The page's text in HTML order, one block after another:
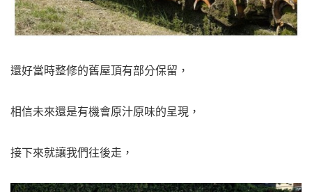
還好當時整修的舊屋頂有部分保留，
相信未來還是有機會原汁原味的呈現，
接下來就讓我們往後走，